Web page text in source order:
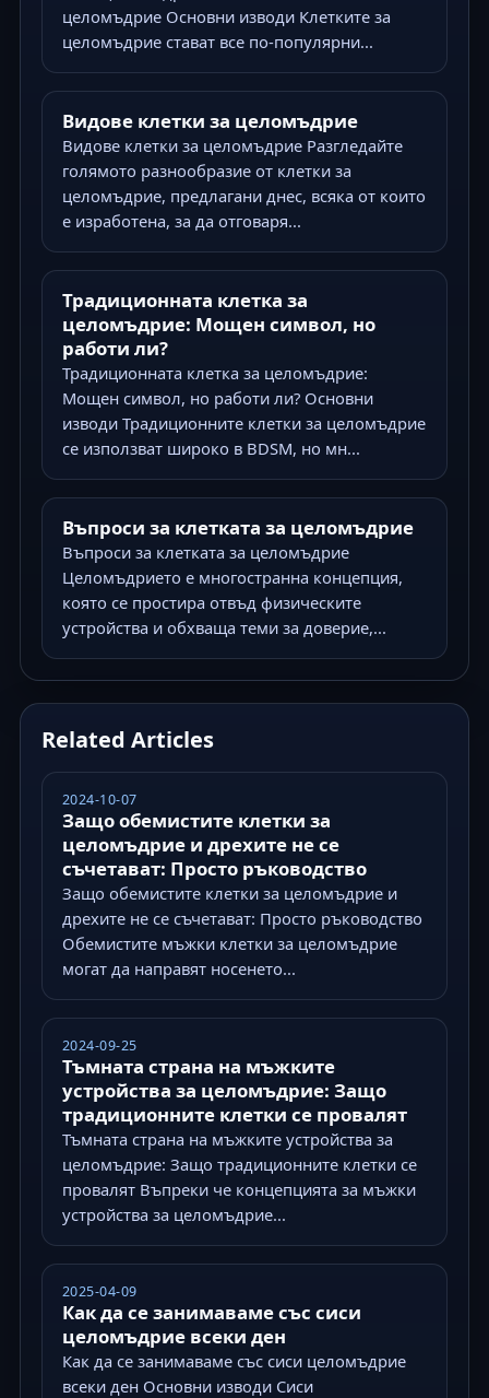
целомъдрие Основни изводи Клетките за
целомъдрие стават все по-популярни...
Видове клетки за целомъдрие
Видове клетки за целомъдрие Разгледайте
голямото разнообразие от клетки за
целомъдрие, предлагани днес, всяка от които
е изработена, за да отговаря...
Традиционната клетка за
целомъдрие: Мощен символ, но
работи ли?
Традиционната клетка за целомъдрие:
Мощен символ, но работи ли? Основни
изводи Традиционните клетки за целомъдрие
се използват широко в BDSM, но мн...
Въпроси за клетката за целомъдрие
Въпроси за клетката за целомъдрие
Целомъдрието е многостранна концепция,
която се простира отвъд физическите
устройства и обхваща теми за доверие,...
Related Articles
2024-10-07
Защо обемистите клетки за
целомъдрие и дрехите не се
съчетават: Просто ръководство
Защо обемистите клетки за целомъдрие и
дрехите не се съчетават: Просто ръководство
Обемистите мъжки клетки за целомъдрие
могат да направят носенето...
2024-09-25
Тъмната страна на мъжките
устройства за целомъдрие: Защо
традиционните клетки се провалят
Тъмната страна на мъжките устройства за
целомъдрие: Защо традиционните клетки се
провалят Въпреки че концепцията за мъжки
устройства за целомъдрие...
2025-04-09
Как да се занимаваме със сиси
целомъдрие всеки ден
Как да се занимаваме със сиси целомъдрие
всеки ден Основни изводи Сиси